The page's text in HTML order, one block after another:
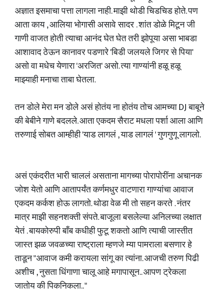
अज्ञात इसमाचा पत्ता लागला नाही. माझी थोडी चिडचिड होते. पण
आता काय , आलिया भोगासी असावे सादर . शांत डोळे मिटून जी
गाणी वाजत होती त्याचा आनंद घेत घेत तरी झोपूया असा भाबडा
आशावाद ठेऊन कानावर पडणारे 'बिडी जलयले जिगर से पिया'
असो वा मधेच येणारा 'अरजित' असो. त्या गाण्यांनी हळू हळू
माझ्याही मनाचा ताबा घेतला.
तन डोले मेरा मन डोले असं होतंय ना होतंय तोच आमच्या DJ बाबूने
की बेबीने गाणे बदलले. आता एकदम सैराट मधला पर्शा आला आणि
तरुणाई सोबत आम्हीही 'याड लागलं , याड लागलं ' गुणगुणू लागलो.
असं एकंदरीत भारी चाललं असताना मागच्या पोरापोरींना अचानक
जोश येतो आणि आतापर्यंत कर्णमधुर वाटणारा गाण्यांचा आवाज
एकदम कर्कश होऊ लागतो. थोडा वेळ मी तो सहन करते . नंतर
मात्र माझी सहनशक्ती संपते. बाजूला बसलेल्या अनिलच्या लक्षात
येतं . बायकोरुपी बाँब कधीही फुटू शकतो आणि त्याची जास्तीत
जास्त झळ जवळच्या राष्ट्राला म्हणजे म्या पामराला बसणार हे
ताडून "आवाज कमी करायला सांगू का त्यांना. आजची तरुण पिढी
अशीच , नुसता धिंगाणा चालू आहे मगापासून.. आपण ट्रेकला
जातोय की पिकनिकला.. "